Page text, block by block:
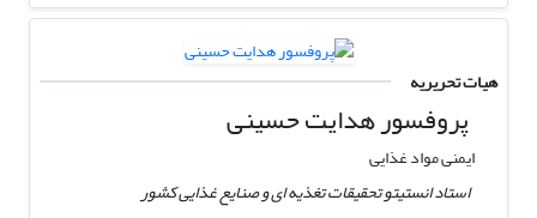
هیات تحریریه
پروفسور هدایت حسینی
ایمنی مواد غذایی
استاد انستیتو تحقیقات تغذیه ای و صنایع غذایی کشور